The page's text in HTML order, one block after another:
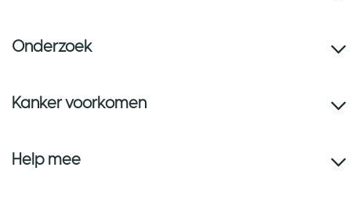
Onderzoek
Kanker voorkomen
Help mee